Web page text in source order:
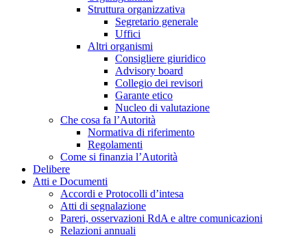
Struttura organizzativa
Segretario generale
Uffici
Altri organismi
Consigliere giuridico
Advisory board
Collegio dei revisori
Garante etico
Nucleo di valutazione
Che cosa fa l’Autorità
Normativa di riferimento
Regolamenti
Come si finanzia l’Autorità
Delibere
Atti e Documenti
Accordi e Protocolli d’intesa
Atti di segnalazione
Pareri, osservazioni RdA e altre comunicazioni
Relazioni annuali